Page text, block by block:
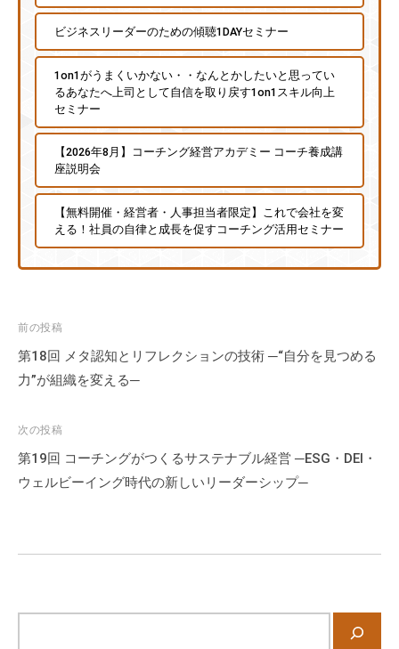
ビジネスリーダーのための傾聴1DAYセミナー
1on1がうまくいかない・・なんとかしたいと思ってい
るあなたへ上司として自信を取り戻す1on1スキル向上
セミナー
【2026年8月】コーチング経営アカデミー コーチ養成講
座説明会
【無料開催・経営者・人事担当者限定】これで会社を変
える！社員の自律と成長を促すコーチング活用セミナー
投
稿
ナ
ゲ
ー
シ
前の投稿
第18回 メタ認知とリフレクションの技術 ─“自分を見つめる
力”が組織を変える─
次の投稿
第19回 コーチングがつくるサステナブル経営 ─ESG・DEI・
ウェルビーイング時代の新しいリーダーシップ─